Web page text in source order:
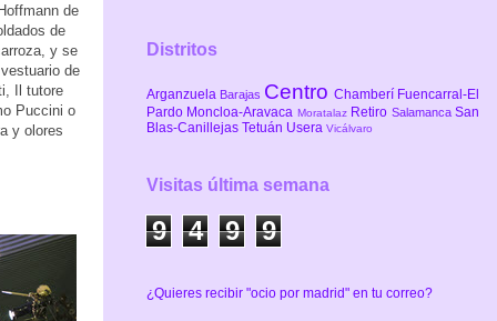
de
de
y se
de
Il tutore
Puccini o
y olores
Distritos
Arganzuela Barajas Centro Chamberí Fuencarral-El
Pardo Moncloa-Aravaca Moratalaz Retiro SalamancaSan
Blas-Canillejas Tetuán Usera Vicálvaro
Visitas última semana
9 4 9 9
¿Quieres recibir "ocio por madrid" en tu correo?